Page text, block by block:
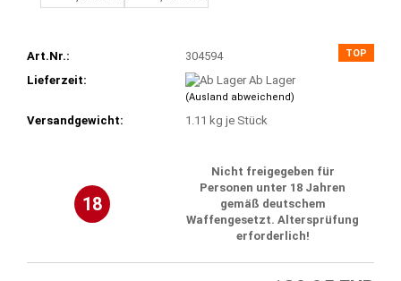
TOP
Art.Nr.:
304594
Lieferzeit:
Ab Lager
(Ausland abweichend)
Versandgewicht: 1.11 kg je Stück
18
Nicht freigegeben für
Personen unter 18 Jahren
gemäß deutschem
Waffengesetzt. Altersprüfung
erforderlich!